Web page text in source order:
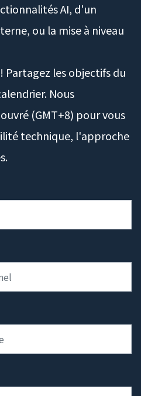
AI, d'un
ou la mise à niveau
Partagez les objectifs du
Nous
(GMT+8) pour vous
technique, l'approche